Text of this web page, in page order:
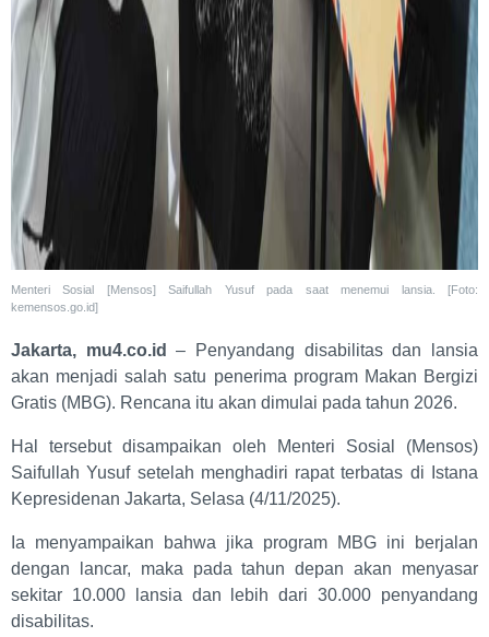
Menteri Sosial [Mensos] Saifullah Yusuf pada saat menemui lansia. [Foto:
kemensos.go.id]
Jakarta, mu4.co.id
– Penyandang disabilitas dan lansia
akan menjadi salah satu penerima program Makan Bergizi
Gratis (MBG). Rencana itu akan dimulai pada tahun 2026.
Hal tersebut disampaikan oleh Menteri Sosial (Mensos)
Saifullah Yusuf setelah menghadiri rapat terbatas di Istana
Kepresidenan Jakarta, Selasa (4/11/2025).
Ia menyampaikan bahwa jika program MBG ini berjalan
dengan lancar, maka pada tahun depan akan menyasar
sekitar 10.000 lansia dan lebih dari 30.000 penyandang
disabilitas.